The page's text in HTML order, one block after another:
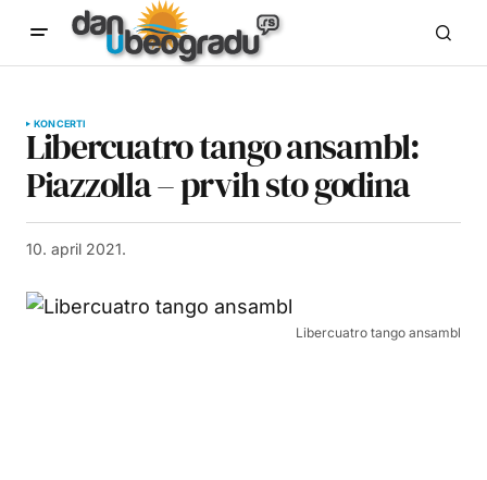
KONCERTI
Libercuatro tango ansambl:
Piazzolla – prvih sto godina
10. april 2021.
Libercuatro tango ansambl